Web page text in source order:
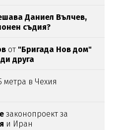
Даниел Вълчев,
съдия?
от "Бригада Нов дом"
друга
метра в Чехия
законопроект за
и Иран